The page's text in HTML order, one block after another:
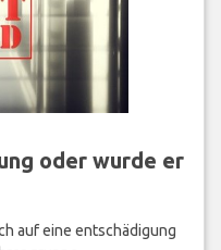
oder wurde er
auf eine entschädigung